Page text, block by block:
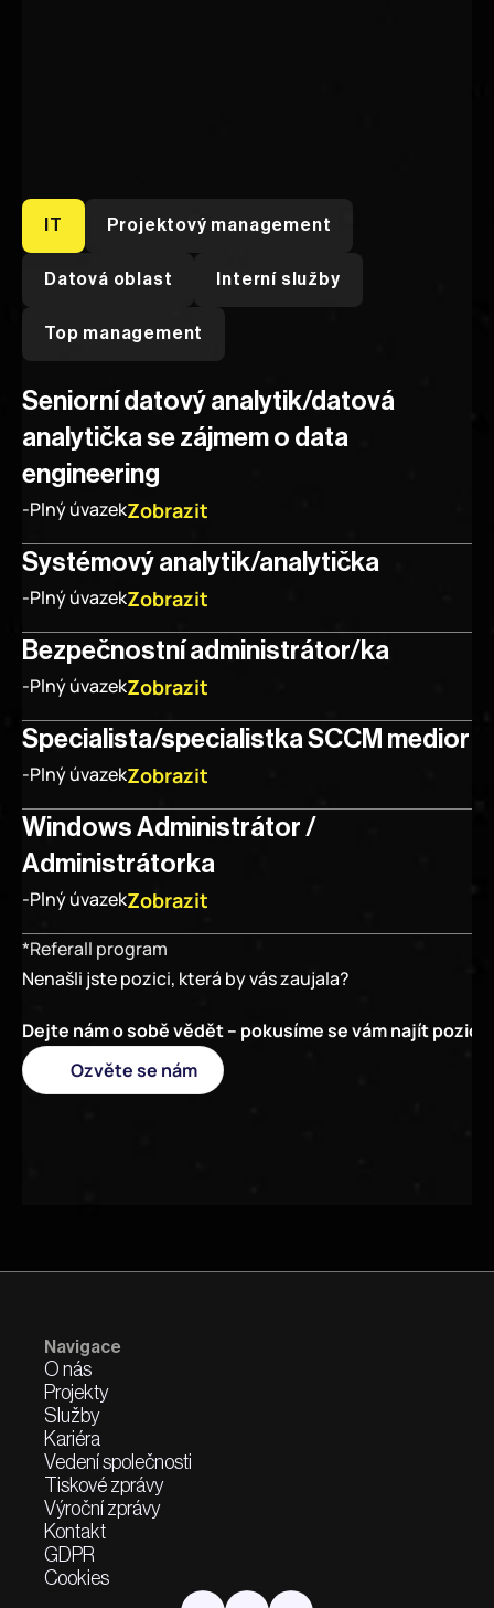
Průběh výběrového řízení
IT Projektový management
Datová oblast Interní služby
Top management
Seniorní datový analytik/datová
analytička se zájmem o data
engineering
-Plný úvazekZobrazit
Systémový analytik/analytička
-Plný úvazekZobrazit
Bezpečnostní administrátor/ka
-Plný úvazekZobrazit
Specialista/specialistka SCCM medior
-Plný úvazekZobrazit
Windows Administrátor /
Administrátorka
-Plný úvazekZobrazit
*Referall program
Nenašli jste pozici, která by vás zaujala?
Dejte nám o sobě vědět – pokusíme se vám najít pozici
Ozvěte se nám
Navigace
O nás
Projekty
Služby
Kariéra
Vedení společnosti
Tiskové zprávy
Výroční zprávy
Kontakt
GDPR
Cookies